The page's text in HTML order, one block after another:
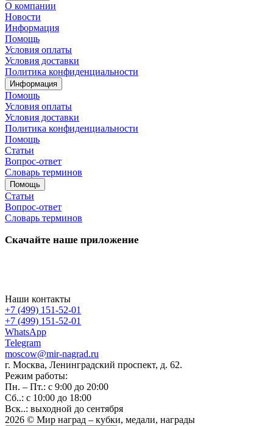
О компании
Новости
Информация
Помощь
Условия оплаты
Условия доставки
Политика конфиденциальности
Информация
Помощь
Условия оплаты
Условия доставки
Политика конфиденциальности
Помощь
Статьи
Вопрос-ответ
Словарь терминов
Помощь
Статьи
Вопрос-ответ
Словарь терминов
Скачайте наше приложение
Наши контакты
+7 (499) 151-52-01
+7 (499) 151-52-01
WhatsApp
Telegram
moscow@mir-nagrad.ru
г. Москва, Ленинградский проспект, д. 62.
Режим работы:
Пн. – Пт.: с 9:00 до 20:00
Сб..: с 10:00 до 18:00
Вск..: выходной до сентября
2026 © Мир наград – кубки, медали, награды